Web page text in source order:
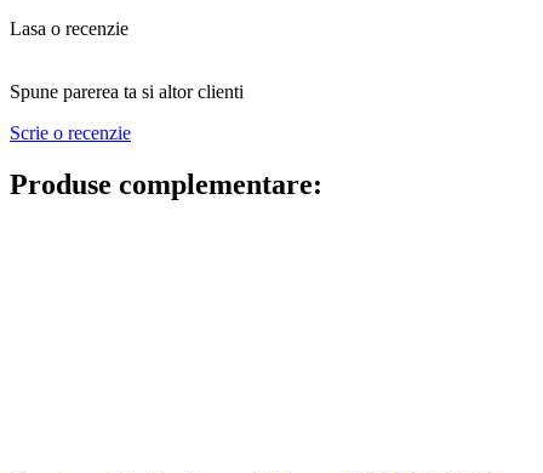
Lasa o recenzie
Spune parerea ta si altor clienti
Scrie o recenzie
Produse complementare: